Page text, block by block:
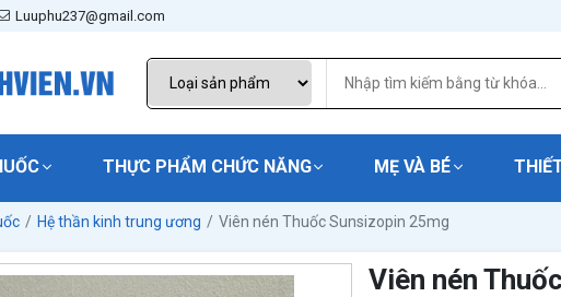
Luuphu237@gmail.com
THỰC PHẨM CHỨC NĂNG MẸ VÀ BÉ
Hệ thần kinh trung ương Viên nén Thuốc Sunsizopin 25mg
Viên nén